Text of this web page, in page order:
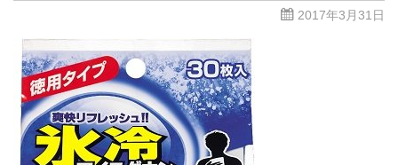
2017年3月31日